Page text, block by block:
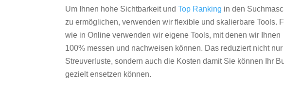
Um Ihnen hohe Sichtbarkeit undTop Ranking in den
zu ermöglichen, verwenden wir flexible und skalierbare Tools.
wie in Online verwenden wir eigene Tools, mit denen wir Ihnen
100% messen und nachweisen können. Das reduziert nicht
Streuverluste, sondern auch die Kosten damit Sie können Ihr
gezielt ensetzen können.